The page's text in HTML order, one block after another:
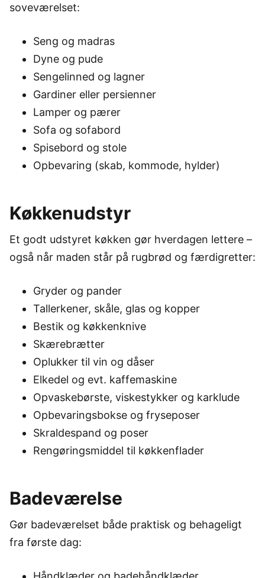
soveværelset:
Seng og madras
Dyne og pude
Sengelinned og lagner
Gardiner eller persienner
Lamper og pærer
Sofa og sofabord
Spisebord og stole
Opbevaring (skab, kommode, hylder)
Køkkenudstyr
Et godt udstyret køkken gør hverdagen lettere –
også når maden står på rugbrød og færdigretter:
Gryder og pander
Tallerkener, skåle, glas og kopper
Bestik og køkkenknive
Skærebrætter
Oplukker til vin og dåser
Elkedel og evt. kaffemaskine
Opvaskebørste, viskestykker og karklude
Opbevaringsbokse og fryseposer
Skraldespand og poser
Rengøringsmiddel til køkkenflader
Badeværelse
Gør badeværelset både praktisk og behageligt
fra første dag: